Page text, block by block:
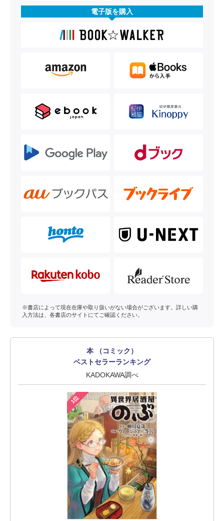
電子版を購入
※書店によって現在在庫や取り扱いがない場合がございます。詳しい購
入方法は、各書店のサイトにてご確認ください。
本 （コミック）
ベストセラーランキング
KADOKAWA調べ
1位